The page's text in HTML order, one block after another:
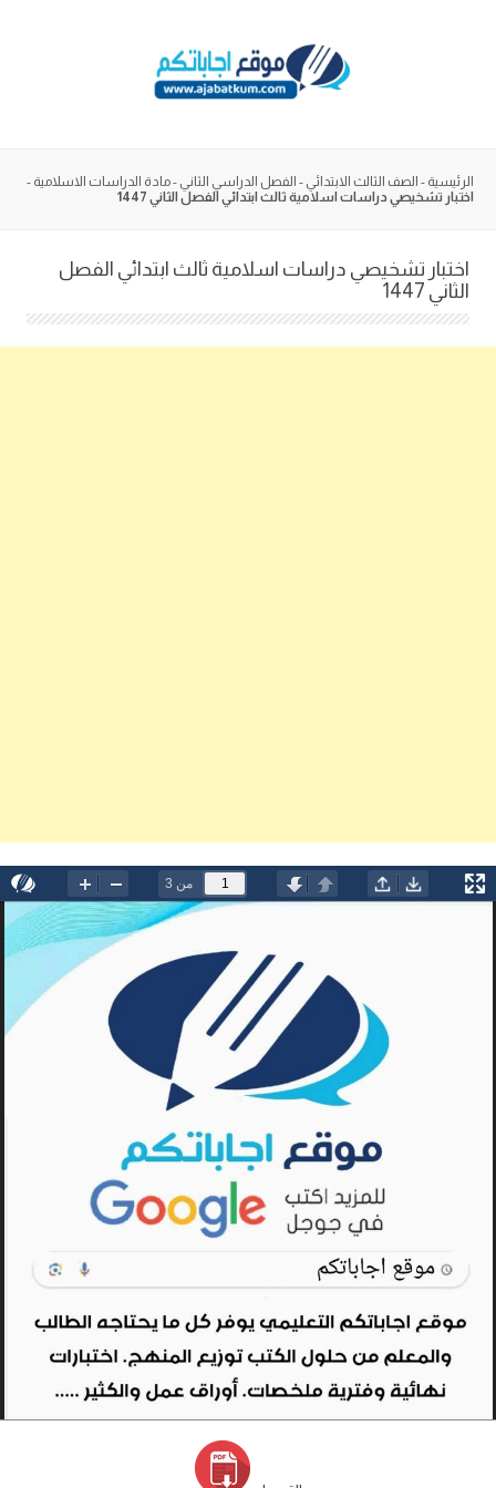
الرئيسية - الصف الثالث الابتدائي - الفصل الدراسي الثاني -مادة الدراسات الاسلامية -
اختبار تشخيصي دراسات اسلامية ثالث ابتدائي الفصل الثاني 1447
اختبار تشخيصي دراسات اسلامية ثالث ابتدائي الفصل
الثاني 1447